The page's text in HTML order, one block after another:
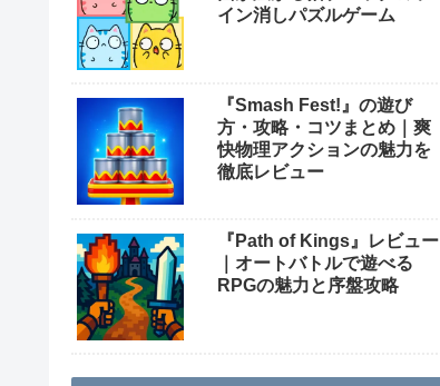
イン消しパズルゲーム
『Smash Fest!』の遊び
方・攻略・コツまとめ｜爽
快物理アクションの魅力を
徹底レビュー
『Path of Kings』レビュー
｜オートバトルで遊べる
RPGの魅力と序盤攻略